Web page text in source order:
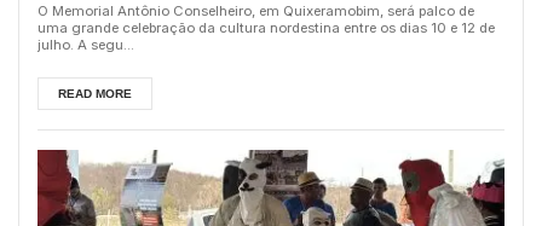
O Memorial Antônio Conselheiro, em Quixeramobim, será palco de
uma grande celebração da cultura nordestina entre os dias 10 e 12 de
julho. A segu...
READ MORE